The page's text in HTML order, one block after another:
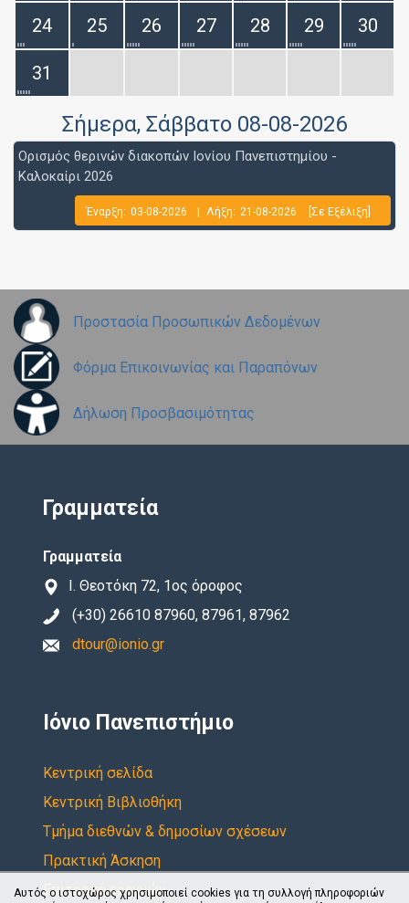
24 25 26 27 28 29 30
31
Σήμερα, Σάββατο 08-08-2026
Ορισμός θερινών διακοπών Ιονίου Πανεπιστημίου -
Καλοκαίρι 2026
Έναρξη: 03-08-2026 Λήξη: 21-08-2026 [Σε Εξέλιξη]
Προστασία Προσωπικών Δεδομένων
Φόρμα Επικοινωνίας και Παραπόνων
Δήλωση Προσβασιμότητας
Γραμματεία
Γραμματεία
Ι. Θεοτόκη 72, 1ος όροφος
(+30) 26610 87960, 87961, 87962
dtour@ionio.gr
Ιόνιο Πανεπιστήμιο
Κεντρική σελίδα
Κεντρική Βιβλιοθήκη
Τμήμα διεθνών & δημοσίων σχέσεων
Πρακτική Άσκηση
Επιτροπή ερευνών
Αυτός ο ιστοχώρος χρησιμοποιεί cookies για τη συλλογή πληροφοριών